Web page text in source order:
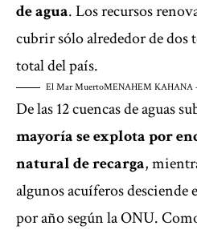
de agua. Los recursos
cubrir sólo alrededor de dos
total del país.
El Mar MuertoMENAHEM KAHANA
De las 12 cuencas de aguas
mayoría se explota por
natural de recarga,
algunos acuíferos
por año según la ONU.